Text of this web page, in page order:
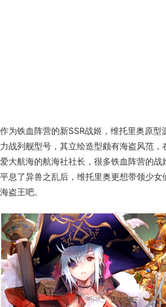
作为铁血阵营的新SSR战姬，维托里奥原
力战列舰型号，其立绘造型颇有海盗风范
爱大航海的航海社社长，很多铁血阵营的
平息了异兽之乱后，维托里奥更想带领少
海盗王吧。